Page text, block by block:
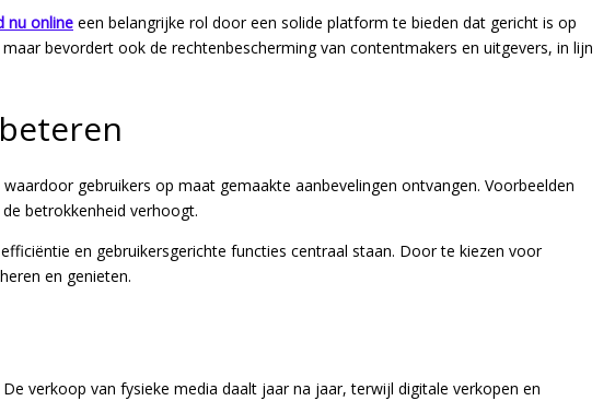
nu online een belangrijke rol door een solide platform te bieden dat gericht is op
bevordert ook de rechtenbescherming van contentmakers en uitgevers, in lijn
gebruikers op maat gemaakte aanbevelingen ontvangen. Voorbeelden
betrokkenheid verhoogt.
en gebruikersgerichte functies centraal staan. Door te kiezen voor
en genieten.
verkoop van fysieke media daalt jaar na jaar, terwijl digitale verkopen en